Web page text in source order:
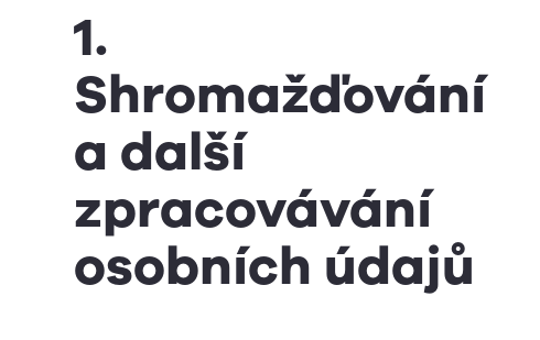
1.
Shromažďování
a další
zpracovávání
osobních údajů